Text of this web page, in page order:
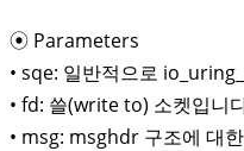
⦿ Parameters
• sqe: 일반적으로
• fd: 쓸(write to) 소켓입니
• msg: msghdr 구조에 대